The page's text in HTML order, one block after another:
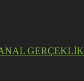
GERÇEKLİK